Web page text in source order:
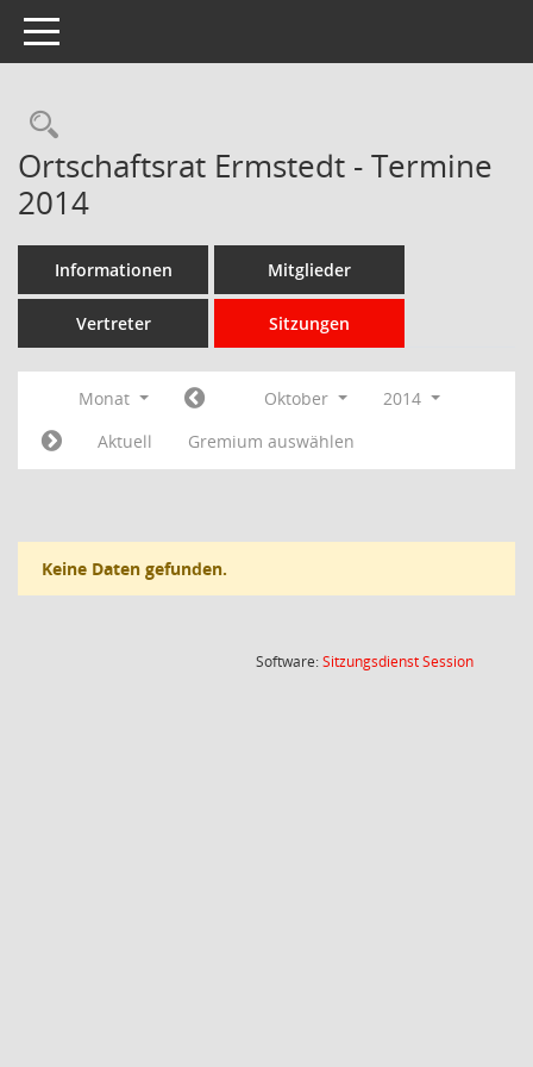
Toggle navigation
Rechercheauswahl
Ortschaftsrat Ermstedt - Termine
2014
Informationen Mitglieder
Vertreter Sitzungen
Monat Oktober
2014
Aktuell
Gremium auswählen
Keine Daten gefunden.
Software:SitzungsdienstSession(Wird in